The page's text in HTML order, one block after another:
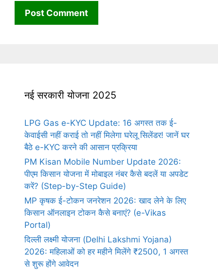
नई सरकारी योजना 2025
LPG Gas e-KYC Update: 16 अगस्त तक ई-
केवाईसी नहीं कराई तो नहीं मिलेगा घरेलू सिलेंडर! जानें घर
बैठे e-KYC करने की आसान प्रक्रिया
PM Kisan Mobile Number Update 2026:
पीएम किसान योजना में मोबाइल नंबर कैसे बदलें या अपडेट
करें? (Step-by-Step Guide)
MP कृषक ई-टोकन जनरेशन 2026: खाद लेने के लिए
किसान ऑनलाइन टोकन कैसे बनाएं? (e-Vikas
Portal)
दिल्ली लक्ष्मी योजना (Delhi Lakshmi Yojana)
2026: महिलाओं को हर महीने मिलेंगे ₹2500, 1 अगस्त
से शुरू होंगे आवेदन